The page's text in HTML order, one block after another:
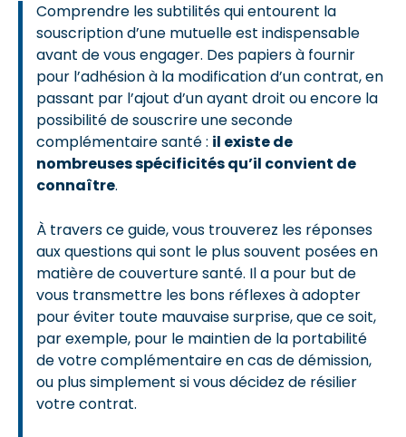
Comprendre les subtilités qui entourent la
souscription d’une mutuelle est indispensable
avant de vous engager. Des papiers à fournir
pour l’adhésion à la modification d’un contrat, en
passant par l’ajout d’un ayant droit ou encore la
possibilité de souscrire une seconde
complémentaire santé : il existe de
nombreuses spécificités qu’il convient de
connaître.
À travers ce guide, vous trouverez les réponses
aux questions qui sont le plus souvent posées en
matière de couverture santé. Il a pour but de
vous transmettre les bons réflexes à adopter
pour éviter toute mauvaise surprise, que ce soit,
par exemple, pour le maintien de la portabilité
de votre complémentaire en cas de démission,
ou plus simplement si vous décidez de résilier
votre contrat.